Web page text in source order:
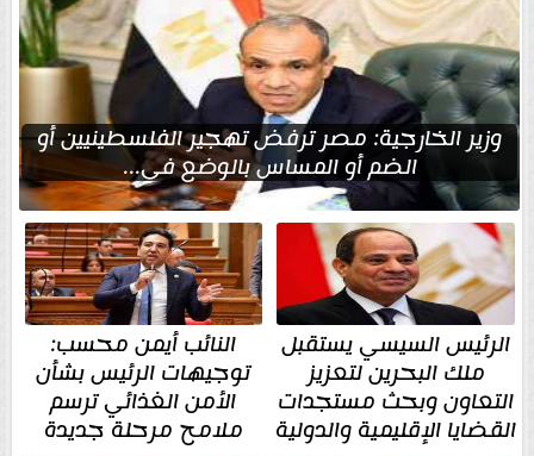
وزير الخارجية: مصر ترفض تهجير الفلسطينيين أو
الضم أو المساس بالوضع في...
الرئيس السيسي يستقبل
ملك البحرين لتعزيز
التعاون وبحث مستجدات
القضايا الإقليمية والدولية
النائب أيمن محسب:
توجيهات الرئيس بشأن
الأمن الغذائي ترسم
ملامح مرحلة جديدة